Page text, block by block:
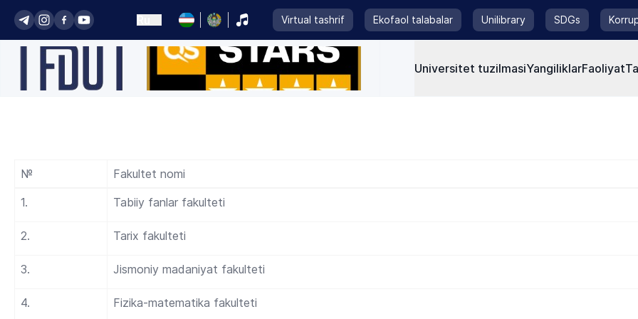
Virtual tashrif Ekofaol talabalar Unilibrary SDGs
Universitet tuzilmasiYangiliklarFaoliyat
№
Fakultet nomi
1.
Tabiiy fanlar fakulteti
2. Tarix fakulteti
3. Jismoniy madaniyat fakulteti
4. Fizika-matematika fakulteti